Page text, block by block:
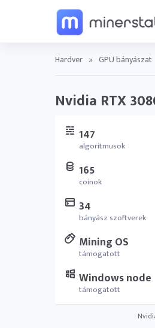
Hardver » GPU bányászat
Nvidia RTX
147
algoritmusok
165
coinok
34
bányász szoftverek
Mining OS
támogatott
Windows node
támogatott